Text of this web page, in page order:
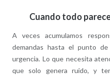
Cuando todo
A veces acumulamos
demandas hasta el punto
urgencia. Lo que necesita
que solo genera ruido, y